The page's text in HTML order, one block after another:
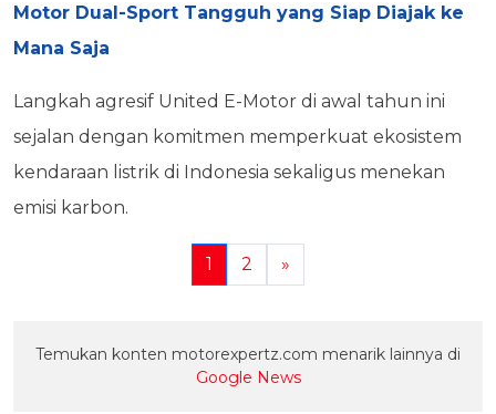
Motor Dual-Sport Tangguh yang Siap Diajak ke
Mana Saja
Langkah agresif United E-Motor di awal tahun ini
sejalan dengan komitmen memperkuat ekosistem
kendaraan listrik di Indonesia sekaligus menekan
emisi karbon.
1 2 »
Temukan konten motorexpertz.com menarik lainnya di
Google News